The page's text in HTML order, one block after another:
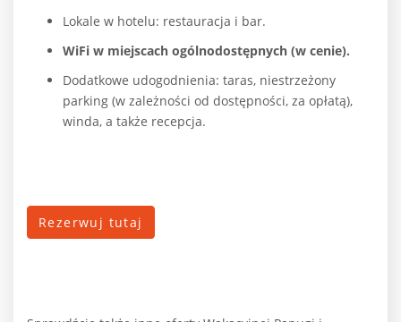
Lokale w hotelu: restauracja i bar.
WiFi w miejscach ogólnodostępnych (w cenie).
Dodatkowe udogodnienia: taras, niestrzeżony
parking (w zależności od dostępności, za opłatą),
winda, a także recepcja.
Rezerwuj tutaj